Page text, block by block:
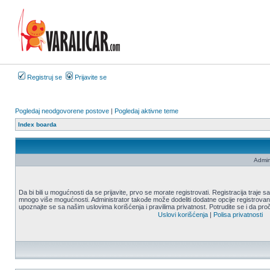
Registruj se Prijavite se
Pogledaj neodgovorene postove | Pogledaj aktivne teme
Index boarda
Da bi bili u mogućnosti da se prijavite, prvo se morate registrovati. Registracija traje
mnogo više mogućnosti. Administrator takođe može dodeliti dodatne opcije
upoznajte se sa našim uslovima korišćenja i pravilima privatnost. Potrudite se i da
Uslovi korišćenja| Polisa privatnosti